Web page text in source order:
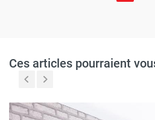
Ces articles pourraient